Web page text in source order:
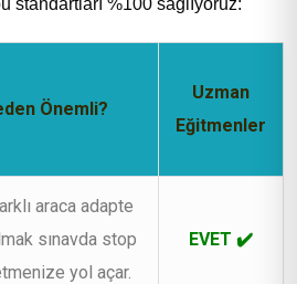
standartları %100 sağlıyoruz:
Önemli?
Uzman
Eğitmenler
araca adapte
sınavda stop
yol açar.
EVET ✔️